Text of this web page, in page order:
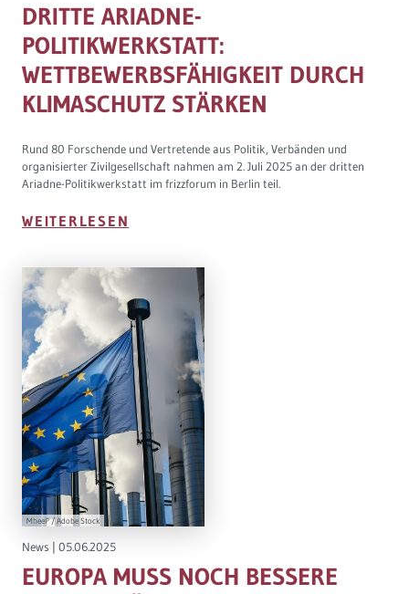
DRITTE ARIADNE-
POLITIKWERKSTATT:
WETTBEWERBSFÄHIGKEIT DURCH
KLIMASCHUTZ STÄRKEN
Rund 80 Forschende und Vertretende aus Politik, Verbänden und
organisierter Zivilgesellschaft nahmen am 2. Juli 2025 an der dritten
Ariadne-Politikwerkstatt im frizzforum in Berlin teil.
WEITERLESEN
MheeP / Adobe Stock
News | 05.06.2025
EUROPA MUSS NOCH BESSERE